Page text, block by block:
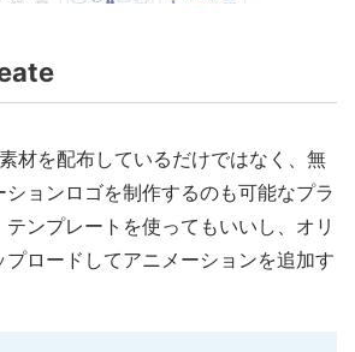
材を配布しているだけではなく、無
ョンロゴを制作するのも可能なプラ
ンプレートを使ってもいいし、オリ
プロードしてアニメーションを追加す